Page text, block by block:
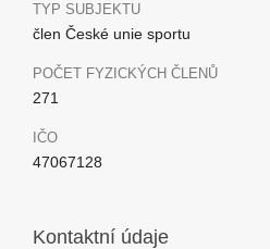
TYP SUBJEKTU
člen České unie sportu
POČET FYZICKÝCH ČLENŮ
271
IČO
47067128
Kontaktní údaje